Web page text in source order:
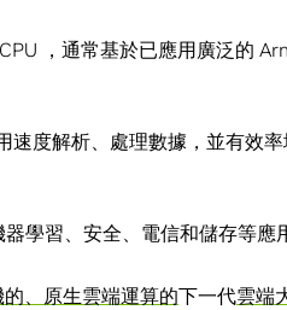
，通常基於已應用廣泛的
度解析、處理數據，並有效
學習、安全、電信和儲存等應
的、原生雲端運算的下一代雲端